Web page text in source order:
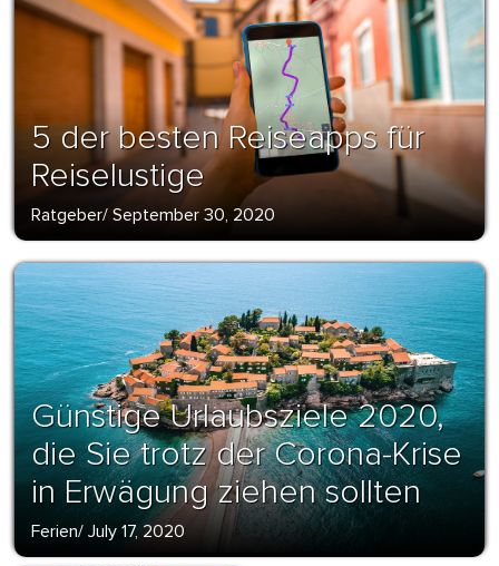
5 der besten Reiseapps für
Reiselustige
Ratgeber/ September 30, 2020
Günstige Urlaubsziele 2020,
die Sie trotz der Corona-Krise
in Erwägung ziehen sollten
Ferien/ July 17, 2020